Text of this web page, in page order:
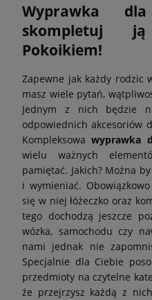
Wyprawka
skompletuj
Pokoikiem!
Zapewne jak każdy rodzic
masz wiele pytań,
Jednym z nich będzie
odpowiednich akcesoriów
Kompleksowawyprawka
wielu ważnych
pamiętać. Jakich? Można
i wymieniać.
się w niej łóżeczko oraz
tego dochodzą jeszcze
wózka, samochodu czy
nami jednak nie
Specjalnie dla Ciebie
przedmioty na czytelne
że przejrzysz każdą z